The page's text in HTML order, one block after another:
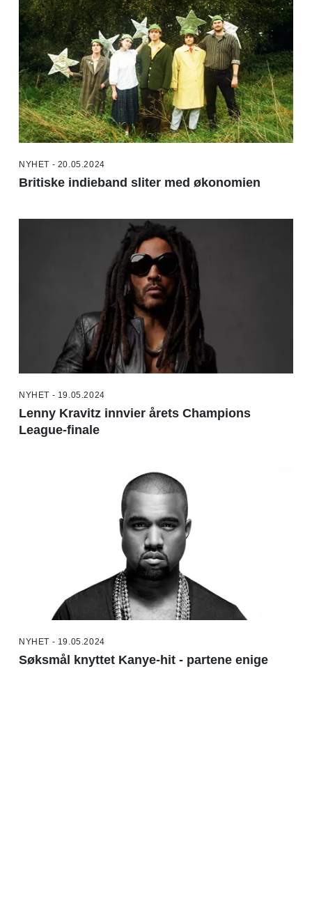
NYHET - 20.05.2024
Britiske indieband sliter med økonomien
NYHET - 19.05.2024
Lenny Kravitz innvier årets Champions
League-finale
NYHET - 19.05.2024
Søksmål knyttet Kanye-hit - partene enige